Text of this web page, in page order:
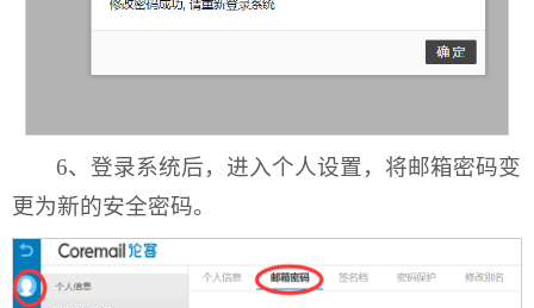
6、登录系统后，进入个人设置，将邮箱密码变
更为新的安全密码。